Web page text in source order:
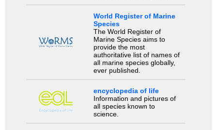
World Register of Marine
Species
The World Register of
Marine Species aims to
provide the most
authoritative list of names of
all marine species globally,
ever published.
encyclopedia of life
Information and pictures of
all species known to
science.